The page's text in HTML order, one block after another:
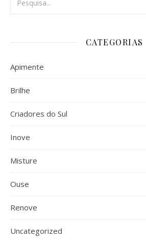
CATEGORIAS
Apimente
Brilhe
Criadores do Sul
Inove
Misture
Ouse
Renove
Uncategorized